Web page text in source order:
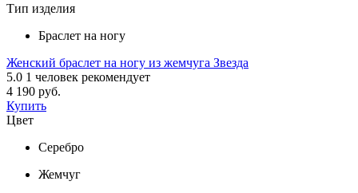
Тип изделия
Браслет на ногу
Женский браслет на ногу из жемчуга Звезда
5.0 1 человек рекомендует
4 190 руб.
Купить
Цвет
Серебро
Жемчуг